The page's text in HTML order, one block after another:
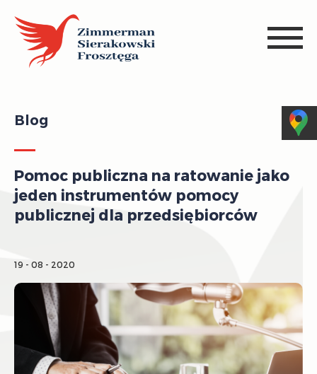
Blog
Pomoc publiczna na ratowanie jako
jeden instrumentów pomocy
publicznej dla przedsiębiorców
19 - 08 - 2020